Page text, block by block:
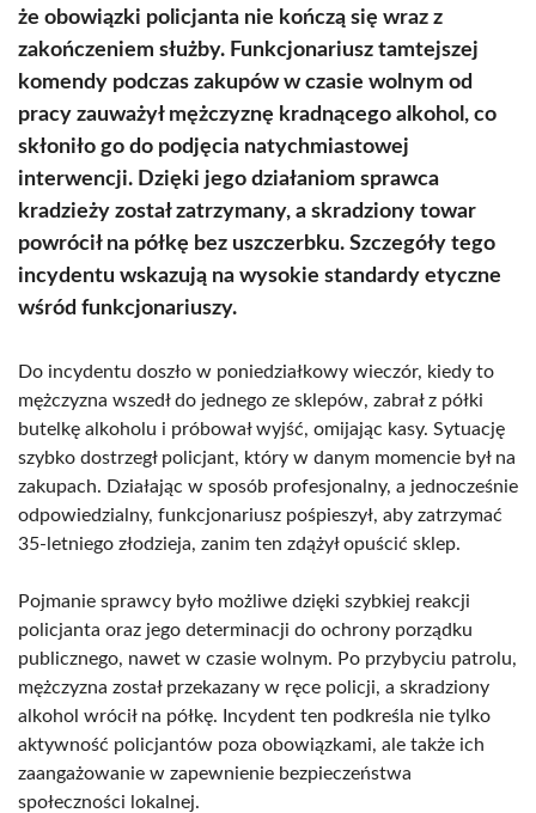
że obowiązki policjanta nie kończą się wraz z
zakończeniem służby. Funkcjonariusz tamtejszej
komendy podczas zakupów w czasie wolnym od
pracy zauważył mężczyznę kradnącego alkohol, co
skłoniło go do podjęcia natychmiastowej
interwencji. Dzięki jego działaniom sprawca
kradzieży został zatrzymany, a skradziony towar
powrócił na półkę bez uszczerbku. Szczegóły tego
incydentu wskazują na wysokie standardy etyczne
wśród funkcjonariuszy.
Do incydentu doszło w poniedziałkowy wieczór, kiedy to
mężczyzna wszedł do jednego ze sklepów, zabrał z półki
butelkę alkoholu i próbował wyjść, omijając kasy. Sytuację
szybko dostrzegł policjant, który w danym momencie był na
zakupach. Działając w sposób profesjonalny, a jednocześnie
odpowiedzialny, funkcjonariusz pośpieszył, aby zatrzymać
35-letniego złodzieja, zanim ten zdążył opuścić sklep.
Pojmanie sprawcy było możliwe dzięki szybkiej reakcji
policjanta oraz jego determinacji do ochrony porządku
publicznego, nawet w czasie wolnym. Po przybyciu patrolu,
mężczyzna został przekazany w ręce policji, a skradziony
alkohol wrócił na półkę. Incydent ten podkreśla nie tylko
aktywność policjantów poza obowiązkami, ale także ich
zaangażowanie w zapewnienie bezpieczeństwa
społeczności lokalnej.